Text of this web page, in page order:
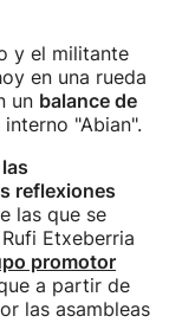
y el militante
en una rueda
un balance de
"Abian".
reflexiones
las que se
Etxeberria
promotor
a partir de
las asambleas